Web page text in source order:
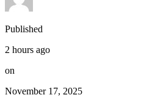
Published
2 hours ago
on
November 17, 2025